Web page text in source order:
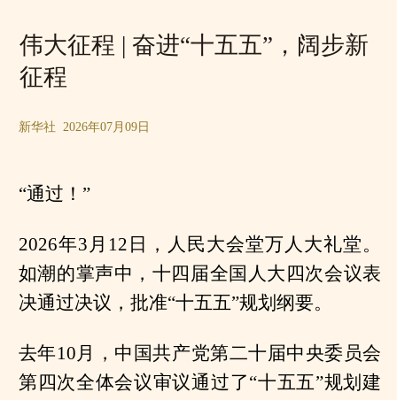
伟大征程 | 奋进“十五五”，阔步新
征程
新华社 2026年07月09日
“通过！”
2026年3月12日，人民大会堂万人大礼堂。
如潮的掌声中，十四届全国人大四次会议表
决通过决议，批准“十五五”规划纲要。
去年10月，中国共产党第二十届中央委员会
第四次全体会议审议通过了“十五五”规划建